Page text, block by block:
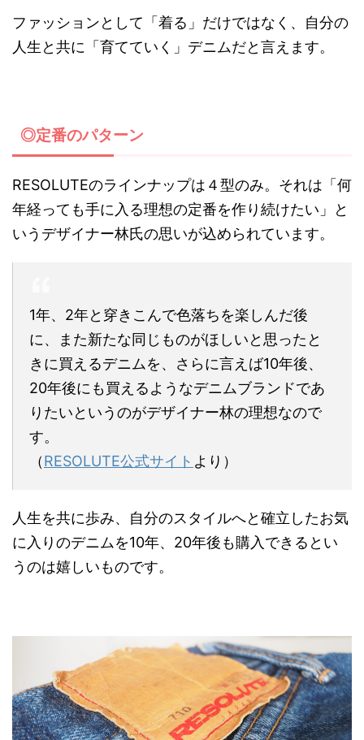
ファッションとして「着る」だけではなく、自分の
人生と共に「育てていく」デニムだと言えます。
◎定番のパターン
RESOLUTEのラインナップは４型のみ。それは「何
年経っても手に入る理想の定番を作り続けたい」と
いうデザイナー林氏の思いが込められています。
1年、2年と穿きこんで色落ちを楽しんだ後
に、また新たな同じものがほしいと思ったと
きに買えるデニムを、さらに言えば10年後、
20年後にも買えるようなデニムブランドであ
りたいというのがデザイナー林の理想なので
す。
（RESOLUTE公式サイト より）
人生を共に歩み、自分のスタイルへと確立したお気
に入りのデニムを10年、20年後も購入できるとい
うのは嬉しいものです。